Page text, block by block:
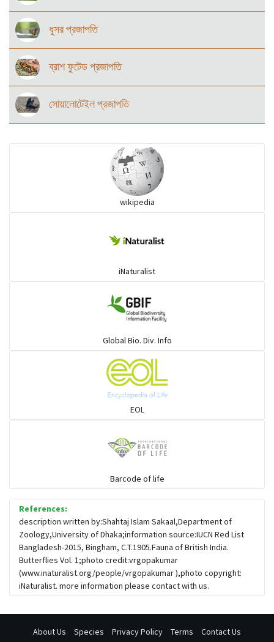
ধূসর প্রজাপতি
ব্রাশ ফুটেড প্রজাপতি
সোয়ালোটেইল প্রজাপতি
wikipedia
iNaturalist
Global Bio. Div. Info
EOL
Barcode of life
References:
description written by:Shahtaj Islam Sakaal,Department of
Zoology,University of Dhaka;information source:IUCN Red List
Bangladesh-2015, Bingham, C.T.1905.Fauna of British India.
Butterflies Vol. 1;photo credit:vrgopakumar
(www.inaturalist.org/people/vrgopakumar ),photo copyright:
iNaturalist. more information please contact with us.
About Us Species Privacy Policy Terms Contact Us